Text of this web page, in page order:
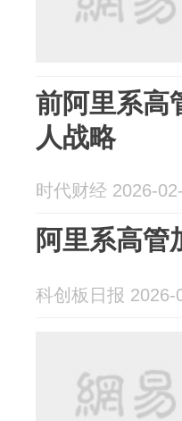
前阿里系高
人战略
时代财经 2026-
阿里系高管
科创板日报 2026-